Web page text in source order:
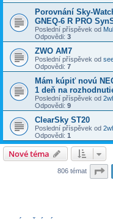
Porovnání Sky-
GNEQ-6 R PRO
Poslední příspěvek od
Odpovědi: 3
ZWO AM7
Poslední příspěvek od
Odpovědi: 7
Mám kúpiť novú
1 deň na
Poslední příspěvek od
Odpovědi: 9
ClearSky ST20
Poslední příspěvek od
Odpovědi: 1
Nové téma
806 témat